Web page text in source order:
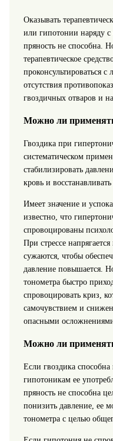
Оказывать
или гипотонии наряду
пряность не способна.
терапевтическое
проконсультироваться
отсутствия
гвоздичных отваров и
Можно ли
Гвоздика при
систематическом
стабилизировать
кровь и восстанавливать
Имеет значение и
известно, что
спровоцированы
При стрессе
сужаются, чтобы
давление повышается.
тонометра быстро
спровоцировать криз,
самочувствием и
опасными
Можно ли
Если гвоздика
гипотоникам ее
пряность не способна
понизить давление, ее
тонометра с целью